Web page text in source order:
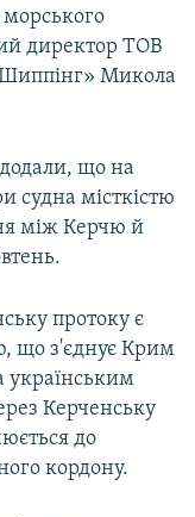
морського
директор ТОВ
Микола
що на
судна місткістю
між Керчю й
протоку є
що з'єднує Крим
українським
Керченську
до
кордону.